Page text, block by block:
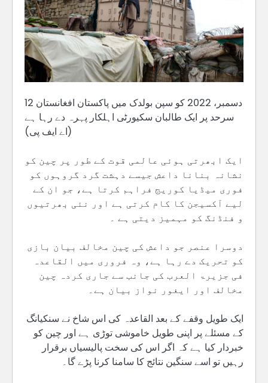
12 دسمبر، 2022 کو سپن بولدک میں پاکستان افغانستان
سرحد پر ایک طالبان سکیورٹی اہلکار پہرہ دے رہا ہے
(اے ایف پی)
ایک ابھرتی ہوئی عالمی قوت کے طور پر چین کو
نشانہ بنانا داعش جیسے دہشت گرد گروہوں کو
فوری میڈیا کوریج فراہم کرتا ہے، جو ان کے
لیے آکسیجن کا کام کرتی ہے اور نئی بھرتیوں
و فنڈنگ کو مہمیز دیتی ہے ۔
دوسرا عنصر جو داعش کی چین مخالف بیان بازی
کو تحریک دے رہا ہے، وہ فروری میں القاعدہ
فی جزیرۃ العرب کی جانب سے جاری کردہ چین
مخالف اور ایغور نواز بیان ہے۔
ایک طویل وقفے کے بعد القاعدہ کی اس شاخ نے سنکیانگ
کے مسئلے پر اپنی طویل خاموشی توڑی ہے اور چین کو
خبردار کیا ہے کہ اگر اس کی سخت پالیسیاں برقرار
رہیں تو اسے سنگین نتائج کا سامنا کرنا پڑے گا۔